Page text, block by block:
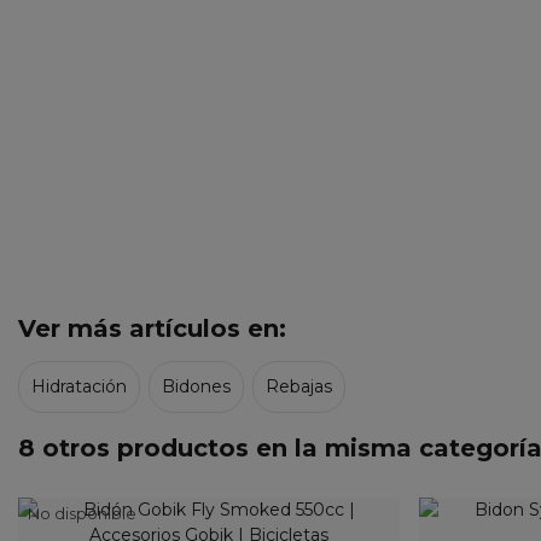
Ver más artículos en:
Hidratación Bidones Rebajas
8 otros productos en la misma
No disponible